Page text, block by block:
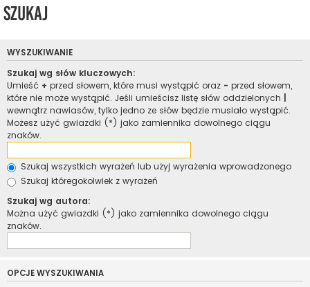
Szukaj
WYSZUKIWANIE
Szukaj wg słów kluczowych:
Umieść + przed słowem, które musi wystąpić oraz - przed słowem,
które nie może wystąpić. Jeśli umieścisz listę słów oddzielonych
wewnątrz nawiasów, tylko jedno ze słów będzie musiało wystąpić.
Możesz użyć gwiazdki (*) jako zamiennika dowolnego ciągu
znaków.
Szukaj wszystkich wyrażeń lub użyj wyrażenia wprowadzonego
Szukaj któregokolwiek z wyrażeń
Szukaj wg autora:
Można użyć gwiazdki (*) jako zamiennika dowolnego ciągu
znaków.
OPCJE WYSZUKIWANIA